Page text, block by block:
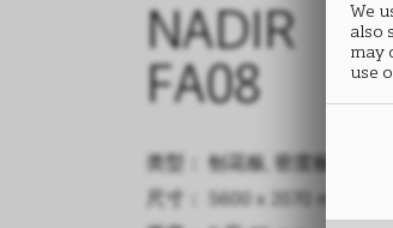
NADIR
FA08
类型： 刨花板, 密度板
尺寸： 5600 x 2070 mm
We
also
may
use